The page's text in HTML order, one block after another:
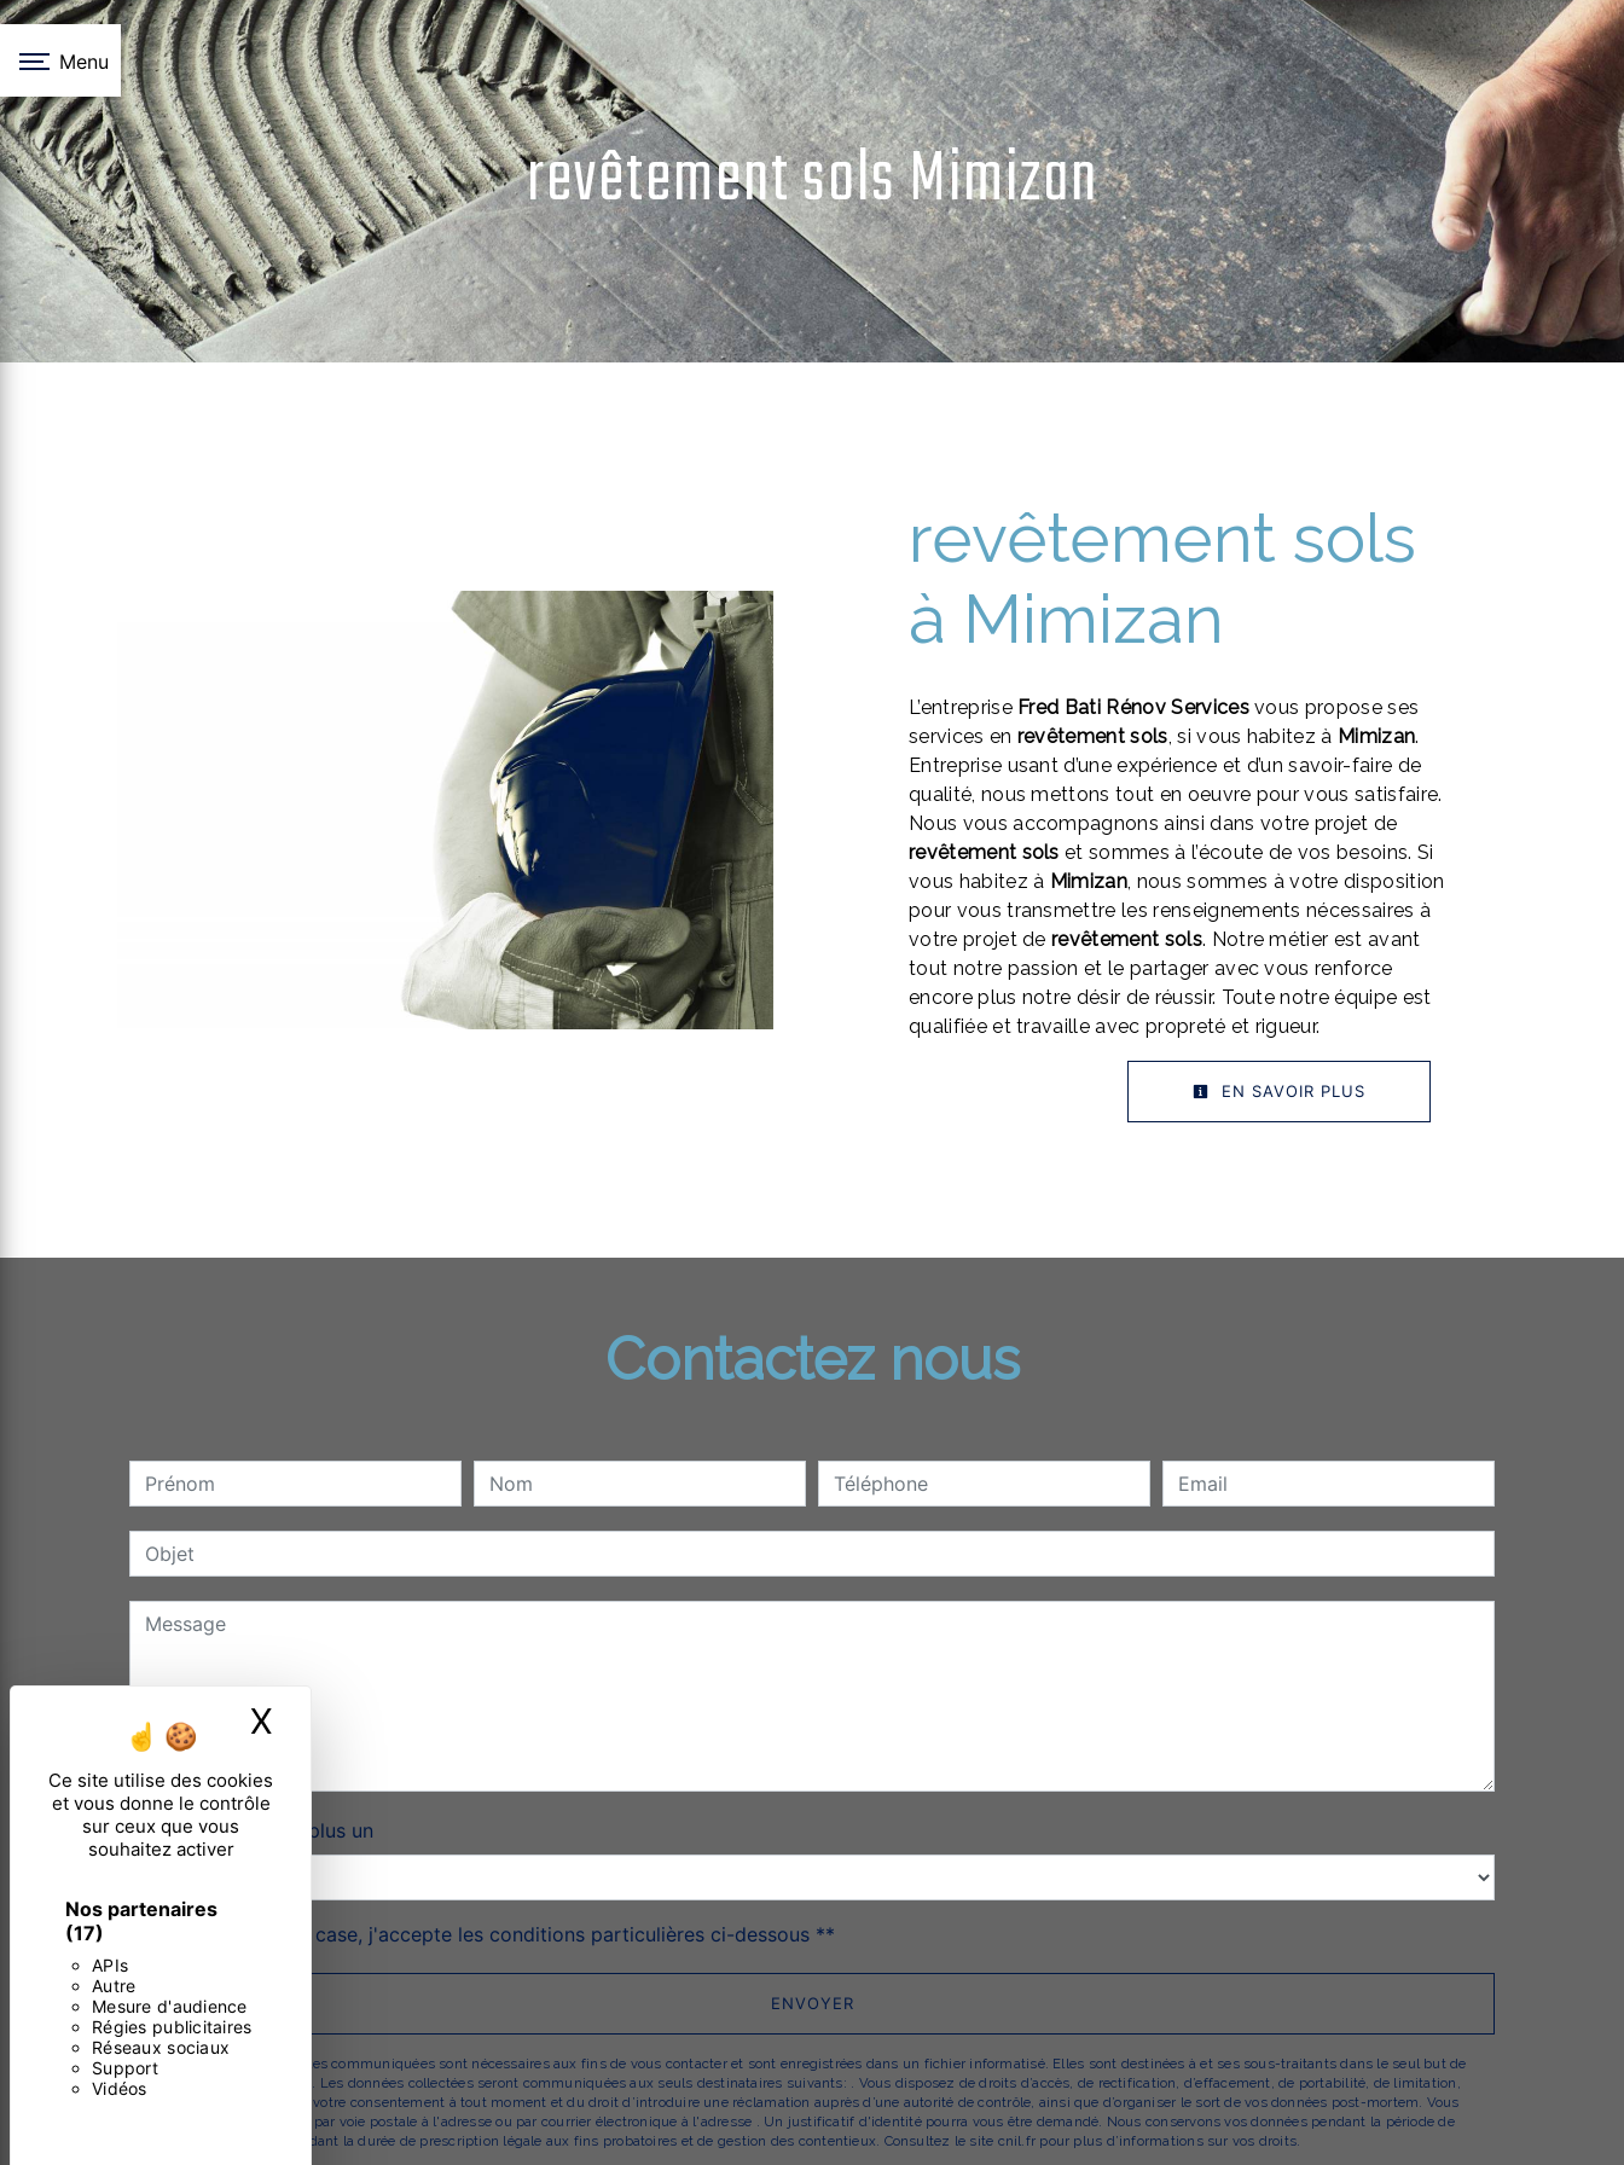
Panneau de gestion des cookies
Ce site utilise des cookies
et vous donne le contrôle
sur ceux que vous
souhaitez activer
Nos partenaires
(17)
APIs
Autre
Mesure d'audience
Régies publicitaires
Réseaux sociaux
Support
Vidéos
X
Menu
revêtement sols Mimizan
revêtement sols
à Mimizan
L’entreprise Fred Bati Rénov Servicesvous propose ses
services en revêtement sols, si vous habitez à Mimizan.
Entreprise usant d’une expérience et d’un savoir-faire de
qualité, nous mettons tout en oeuvre pour vous satisfaire.
Nous vous accompagnons ainsi dans votre projet de
revêtement sols et sommes à l’écoute de vos besoins. Si
vous habitez à Mimizan, nous sommes à votre disposition
pour vous transmettre les renseignements nécessaires à
votre projet derevêtement sols. Notre métier est avant
tout notre passion et le partager avec vous renforce
encore plus notre désir de réussir. Toute notre équipe est
qualifiée et travaille avec propreté et rigueur.
EN SAVOIR PLUS
Contactez nous
Combien font trois plus un
En cochant cette case, j'accepte les conditions particulières ci-dessous **
ENVOYER
** Les données personnelles communiquées sont nécessaires aux fins de vous contacter et sont enregistrées dans un fichier informatisé. Elles sont destinées à et ses sous-traitants dans le seul but de
répondre à votre message. Les données collectées seront communiquées aux seuls destinataires suivants: . Vous disposez de droits d’accès, de rectification, d’effacement, de portabilité, de limitation,
d’opposition, de retrait de votre consentement à tout moment et du droit d’introduire une réclamation auprès d’une autorité de contrôle, ainsi que d’organiser le sort de vos données post-mortem. Vous
pouvez exercer ces droits par voie postale à l'adresse ou par courrier électronique à l'adresse . Un justificatif d'identité pourra vous être demandé. Nous conservons vos données pendant la période de
prise de contact puis pendant la durée de prescription légale aux fins probatoires et de gestion des contentieux. Consultez le site cnil.fr pour plus d’informations sur vos droits.